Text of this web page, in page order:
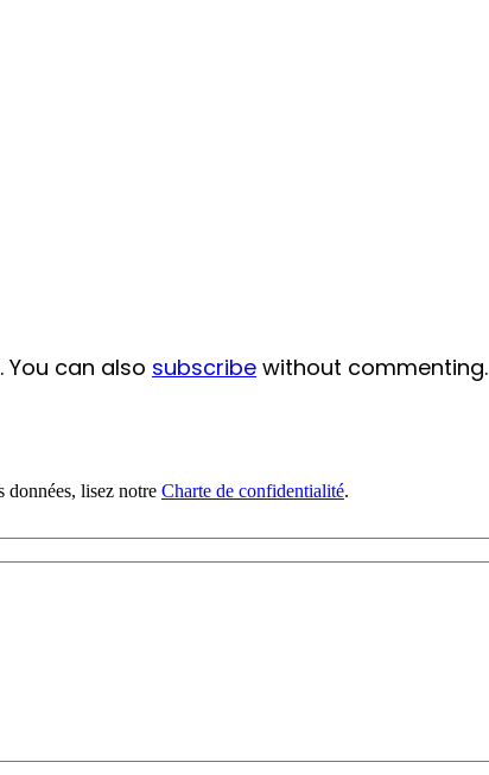
can also subscribe without commenting.
données, lisez notre Charte de confidentialité.